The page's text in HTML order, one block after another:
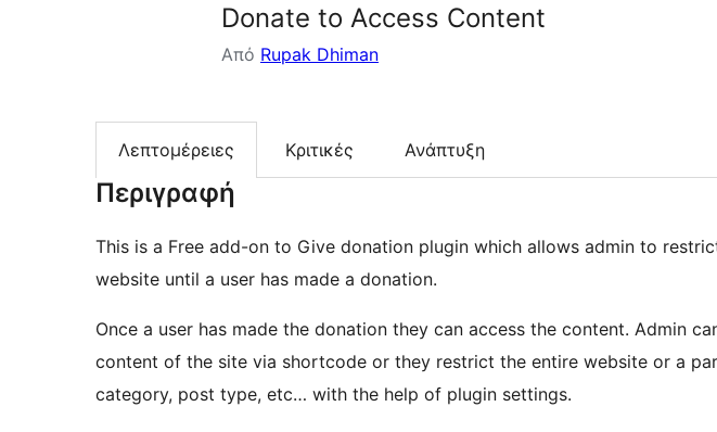
Donate to Access Content
Από Rupak Dhiman
Λεπτομέρειες Κριτικές Ανάπτυξη
Περιγραφή
This is a Free add-on to Give donation plugin which allows admin to
website until a user has made a donation.
Once a user has made the donation they can access the content. Admin
content of the site via shortcode or they restrict the entire website or a
category, post type, etc… with the help of plugin settings.